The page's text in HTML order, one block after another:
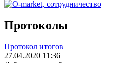
Протоколы
Протокол итогов
27.04.2020 11:36